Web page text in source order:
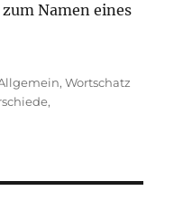
Namen eines
,Wortschatz
,